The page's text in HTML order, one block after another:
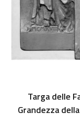
Targa delle
Grandezza